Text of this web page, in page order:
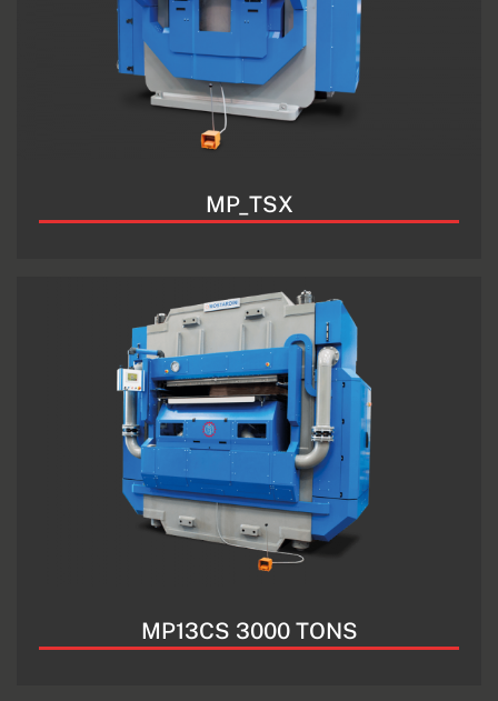
MP_TSX
MP13CS 3000 TONS